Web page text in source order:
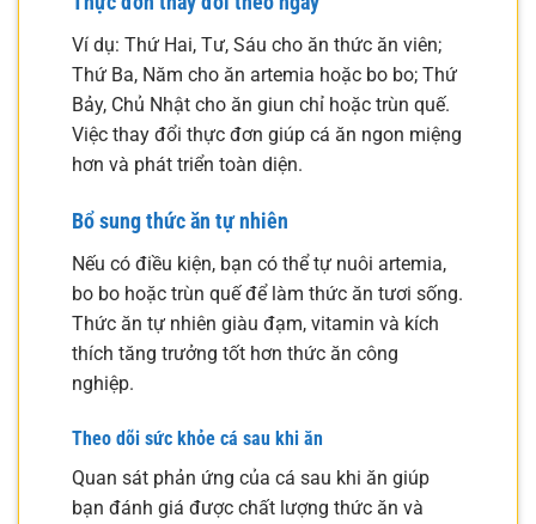
Ví dụ: Thứ Hai, Tư, Sáu cho ăn thức ăn viên;
Thứ Ba, Năm cho ăn artemia hoặc bo bo; Thứ
Bảy, Chủ Nhật cho ăn giun chỉ hoặc trùn quế.
Việc thay đổi thực đơn giúp cá ăn ngon miệng
hơn và phát triển toàn diện.
Bổ sung thức ăn tự nhiên
Nếu có điều kiện, bạn có thể tự nuôi artemia,
bo bo hoặc trùn quế để làm thức ăn tươi sống.
Thức ăn tự nhiên giàu đạm, vitamin và kích
thích tăng trưởng tốt hơn thức ăn công
nghiệp.
Theo dõi sức khỏe cá sau khi ăn
Quan sát phản ứng của cá sau khi ăn giúp
bạn đánh giá được chất lượng thức ăn và